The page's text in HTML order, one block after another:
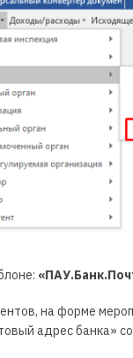
на форме
адрес банка»